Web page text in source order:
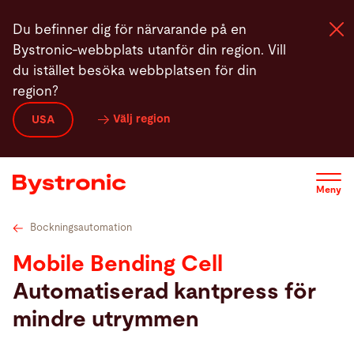
huvudinnehåll
Du befinner dig för närvarande på en
Bystronic-webbplats utanför din region. Vill
du istället besöka webbplatsen för din
region?
USA Välj region
Meny
Maskiner och programvara
Service
Newsroom
Företag
Bockningsautomation
Mobile Bending Cell
Automatiserad kantpress för
mindre utrymmen